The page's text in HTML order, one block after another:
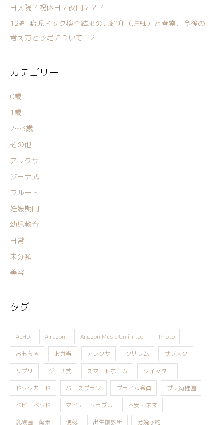
日入院？祝休日？夜間？？？
12週-胎児ドック検査結果のご紹介（詳細）と考察、今後の
考え方と予定について 2
カテゴリー
0歳
1歳
2〜3歳
その他
アレクサ
ジーナ式
フルート
妊娠期間
幼児教育
日常
未分類
美容
タグ
ADHD Amazon Amazon Music Unlimited Photo
おもちゃ お弁当 アレクサ クリフム サブスク
サプリ ジーナ式 スマートホーム ツイッター
ドッツカード バースプラン プライム会員 プレ幼稚園
ベビーベッド マイナートラブル 不安・未来
乳酸菌・酵素 便秘 出生前診断 分娩予約